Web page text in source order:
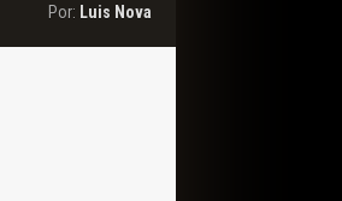
Por: Luis Nova